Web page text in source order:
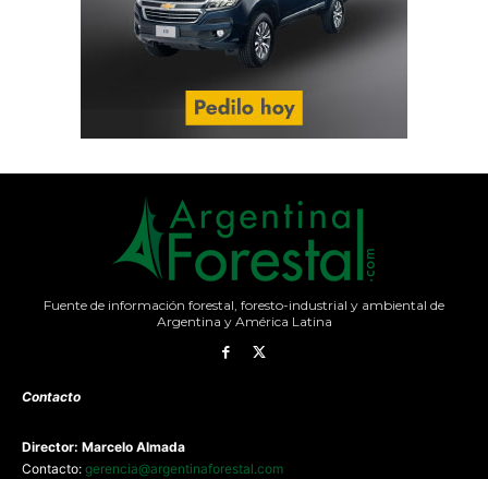
Fuente de información forestal, foresto-industrial y ambiental de
Argentina y América Latina
Contacto
Director: Marcelo Almada
Contacto: gerencia@argentinaforestal.com